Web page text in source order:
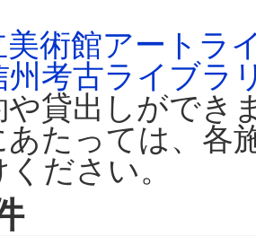
美術館アートラ
州考古ライブラ
や貸出しができ
あたっては、各
ださい。